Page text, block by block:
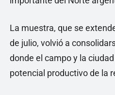
La muestra, que se
de julio, volvió a
donde el campo y la
potencial productivo de la